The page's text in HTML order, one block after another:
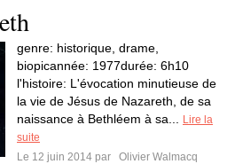
genre: historique, drame,
biopicannée: 1977durée: 6h10
l'histoire: L'évocation minutieuse de
la vie de Jésus de Nazareth, de sa
naissance à Bethléem à sa...
Lire la
suite
Le 12 juin 2014 par
Olivier Walmacq